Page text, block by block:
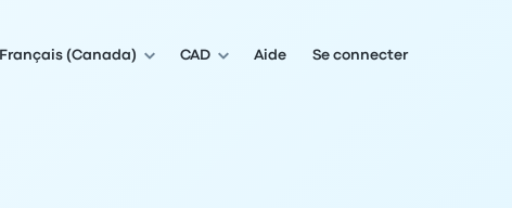
Français (Canada) CAD Aide Se connecter